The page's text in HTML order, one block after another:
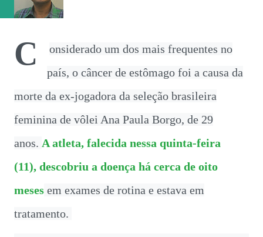
vaga na referência do ataque, com...
C
onsiderado um dos mais frequentes no
país, o câncer de estômago foi a causa da
morte da ex-jogadora da seleção brasileira
feminina de vôlei Ana Paula Borgo, de 29
anos. A atleta, falecida nessa quinta-feira
(11), descobriu a doença há cerca de oito
meses em exames de rotina e estava em
tratamento.